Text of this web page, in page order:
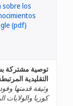
توصية مشتركة
التقليدية
وثيقة قدمتها
كوريا والولايات